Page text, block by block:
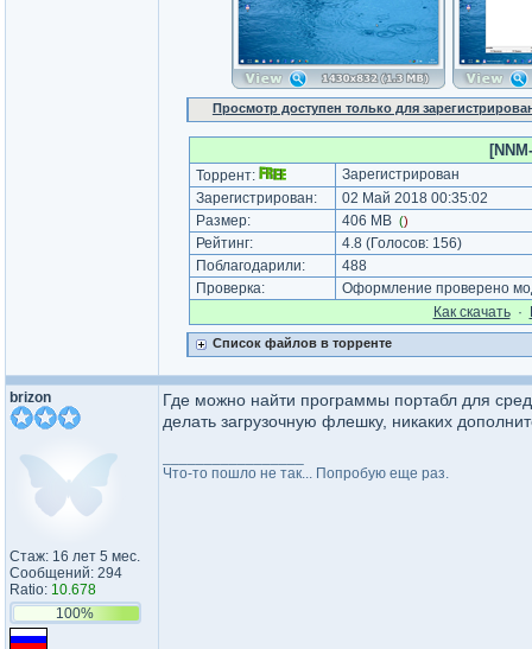
Просмотр доступен только для
Торрент:
Зарегистрирован
Зарегистрирован:
02 Май 2018 00:35:02
Размер:
406 MB ()
Рейтинг: 4.8 (Голосов: 156)
Поблагодарили:
488
Проверка:
Оформление проверено
Как cкачать·
Список файлов в торренте
brizon
Стаж: 16 лет 5 мес.
Сообщений: 294
Ratio: 10.678
100%
Где можно найти программы портабл для
делать загрузочную флешку, никаких
Что-то пошло не так... Попробую еще раз.